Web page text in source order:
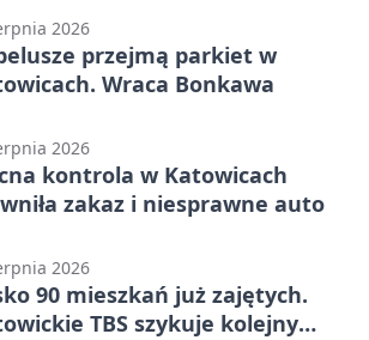
2026
przejmą parkiet w
Wraca Bonkawa
2026
kontrola w Katowicach
zakaz i niesprawne auto
2026
90 mieszkań już zajętych.
TBS szykuje kolejny